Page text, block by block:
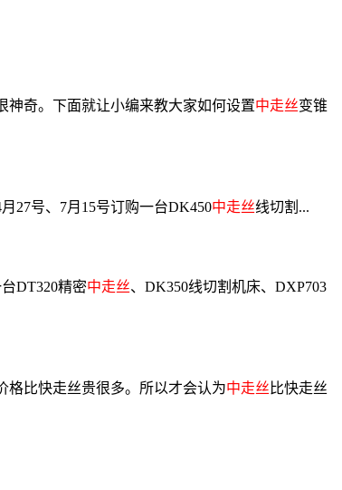
神奇。下面就让小编来教大家如何设置中走丝变锥
27号、7月15号订购一台DK450中走丝线切割...
DT320精密中走丝、DK350线切割机床、DXP703
格比快走丝贵很多。所以才会认为中走丝 比快走丝